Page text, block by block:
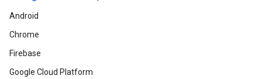
Android
Chrome
Firebase
Google Cloud Platform